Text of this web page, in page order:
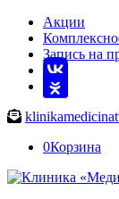
Акции
Запись на
0Корзина